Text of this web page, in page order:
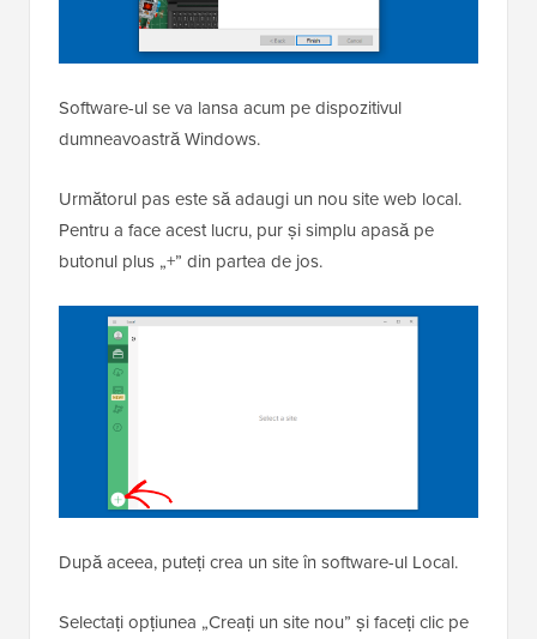
Software-ul se va lansa acum pe dispozitivul
dumneavoastră Windows.
Următorul pas este să adaugi un nou site web local.
Pentru a face acest lucru, pur și simplu apasă pe
butonul plus „+” din partea de jos.
După aceea, puteți crea un site în software-ul Local.
Selectați opțiunea „Creați un site nou” și faceți clic pe